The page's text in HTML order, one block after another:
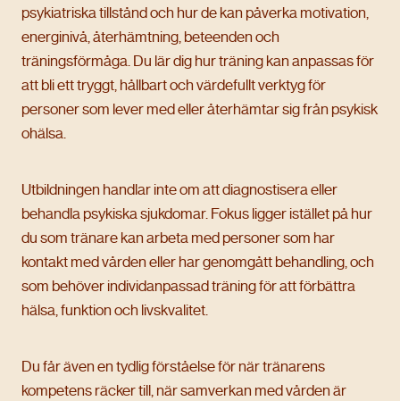
psykiatriska tillstånd och hur de kan påverka motivation,
energinivå, återhämtning, beteenden och
träningsförmåga. Du lär dig hur träning kan anpassas för
att bli ett tryggt, hållbart och värdefullt verktyg för
personer som lever med eller återhämtar sig från psykisk
ohälsa.
Utbildningen handlar inte om att diagnostisera eller
behandla psykiska sjukdomar. Fokus ligger istället på hur
du som tränare kan arbeta med personer som har
kontakt med vården eller har genomgått behandling, och
som behöver individanpassad träning för att förbättra
hälsa, funktion och livskvalitet.
Du får även en tydlig förståelse för när tränarens
kompetens räcker till, när samverkan med vården är